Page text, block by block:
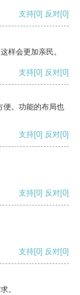
支持[0] 反对[0]
样会更加亲民。
支持[0] 反对[0]
便。功能的布局也
支持[0] 反对[0]
支持[0] 反对[0]
支持[0] 反对[0]
。